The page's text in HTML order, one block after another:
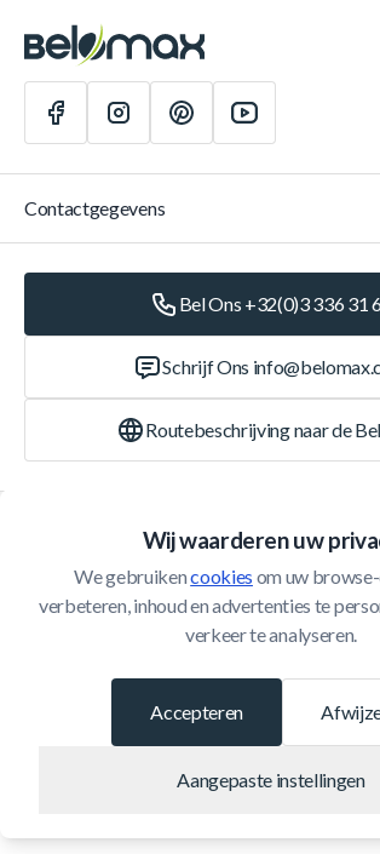
Wij waarderen uw
We gebruiken cookies om uw
verbeteren, inhoud en advertenties te
verkeer te analyseren.
Aangepaste instellingen
Accepteren
Klantenservice
Contactgegevens
Bel Ons +32(0)3 336 31
Schrijf Ons
Routebeschrijving naar de